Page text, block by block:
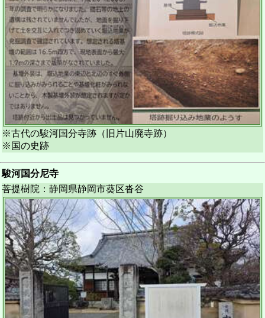
※古代の駿河国分寺跡（旧片山廃寺跡）
※国の史跡
駿河国分尼寺
菩提樹院：静岡県静岡市葵区沓谷